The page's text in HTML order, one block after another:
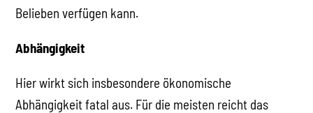
Belieben verfügen kann.
Abhängigkeit
Hier wirkt sich insbesondere ökonomische
Abhängigkeit fatal aus. Für die meisten reicht das